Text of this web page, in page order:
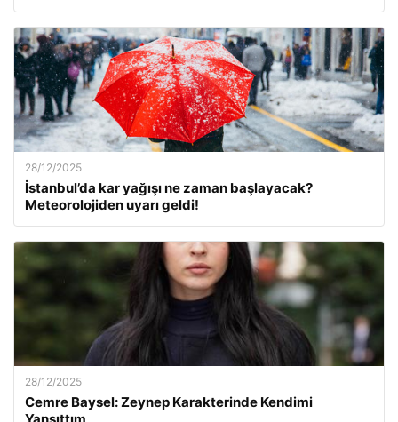
28/12/2025
İstanbul’da kar yağışı ne zaman başlayacak?
Meteorolojiden uyarı geldi!
28/12/2025
Cemre Baysel: Zeynep Karakterinde Kendimi